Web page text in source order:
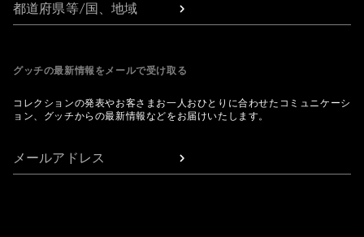
都道府県等/国、地域
グッチの最新情報をメールで受け取る
コレクションの発表やお客さまお一人おひとりに合わせたコミュニケーシ
ョン、グッチからの最新情報などをお届けいたします。
メールアドレス